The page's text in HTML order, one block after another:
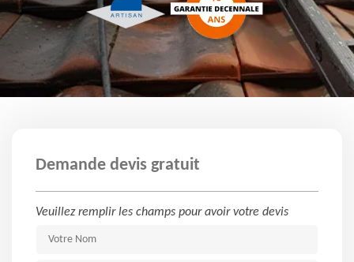
Demande devis gratuit
Veuillez remplir les champs pour avoir votre devis